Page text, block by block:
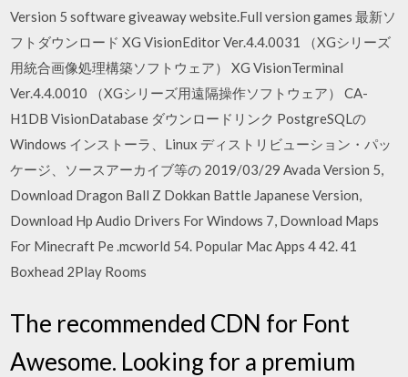
Version 5 software giveaway website.Full version games 最新ソ
フトダウンロード XG VisionEditor Ver.4.4.0031 （XGシリーズ
用統合画像処理構築ソフトウェア） XG VisionTerminal
Ver.4.4.0010 （XGシリーズ用遠隔操作ソフトウェア） CA-
H1DB VisionDatabase ダウンロードリンク PostgreSQLの
Windows インストーラ、Linux ディストリビューション・パッ
ケージ、ソースアーカイブ等の 2019/03/29 Avada Version 5,
Download Dragon Ball Z Dokkan Battle Japanese Version,
Download Hp Audio Drivers For Windows 7, Download Maps
For Minecraft Pe .mcworld 54. Popular Mac Apps 4 42. 41
Boxhead 2Play Rooms
The recommended CDN for Font
Awesome. Looking for a premium